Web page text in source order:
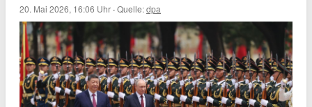
20. Mai 2026, 16:06 Uhr ·Quelle:dpa